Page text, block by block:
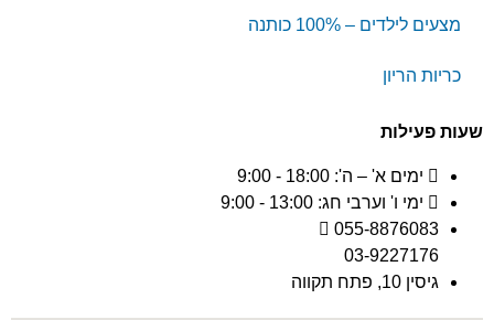
מצעים לילדים – 100% כותנה
כריות הריון
שעות פעילות
ימים א' – ה': 18:00 - 9:00
ימי ו' וערבי חג: 13:00 - 9:00
055-8876083
03-9227176
גיסין 10, פתח תקווה